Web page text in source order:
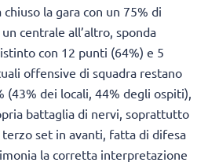
la gara con un 75% di
centrale all’altro, sponda
con 12 punti (64%) e 5
offensive di squadra restano
(43% dei locali, 44% degli ospiti),
battaglia di nervi, soprattutto
set in avanti, fatta di difesa
la corretta interpretazione